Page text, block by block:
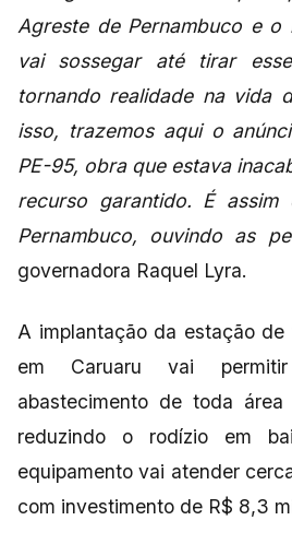
Agreste de Pernambuco e o
vai sossegar até tirar
tornando realidade na vida
isso, trazemos aqui o
PE-95, obra que estava
recurso garantido. É
Pernambuco, ouvindo as
governadora Raquel Lyra.
A implantação da estação
em Caruaru vai
abastecimento de toda
reduzindo o rodízio em
equipamento vai atender
com investimento de R$ 8,3